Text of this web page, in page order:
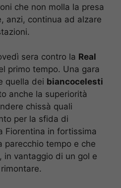
che non molla la presa
anzi, continua ad alzare
sera contro la Real
primo tempo. Una gara
quella dei biancocelesti
anche la superiorità
chissà quali
per la sfida di
Fiorentina in fortissima
parecchio tempo e che
in vantaggio di un gol e